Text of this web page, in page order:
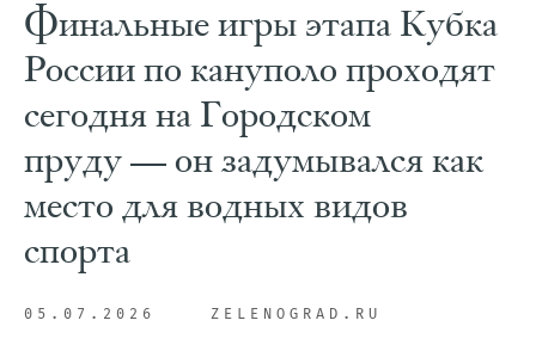
Финальные игры этапа Кубка
России по кануполо проходят
сегодня на Городском
пруду — он задумывался как
место для водных видов
спорта
05.07.2026 ZELENOGRAD.RU